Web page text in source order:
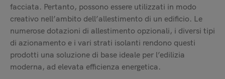
facciata. Pertanto, possono essere utilizzati in modo
creativo nell’ambito dell’allestimento di un edificio. Le
numerose dotazioni di allestimento opzionali, i diversi tipi
di azionamento e i vari strati isolanti rendono questi
prodotti una soluzione di base ideale per l’edilizia
moderna, ad elevata efficienza energetica.